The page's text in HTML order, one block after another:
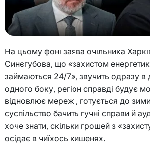
На цьому фоні заява очільника
Синєгубова, що «захистом
займаються 24/7», звучить одразу в
одного боку, регіон справді будує
відновлює мережі, готується до
суспільство бачить гучні справи й
хоче знати, скільки грошей з
осідає в чиїхось кишенях.